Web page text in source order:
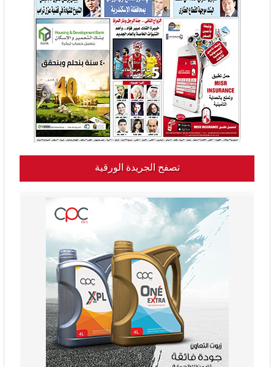
تصفح الجريدة الورقية